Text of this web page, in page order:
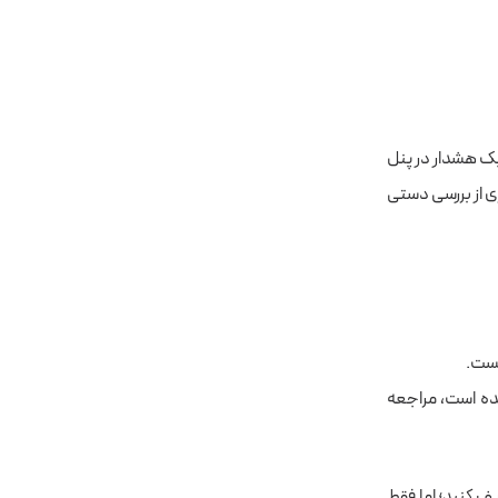
در صورت ارجاع به صفحه ۴۰۴ توسط کاربر، یک هشدار در پنل
از بررسی دستی
است، مراجعه